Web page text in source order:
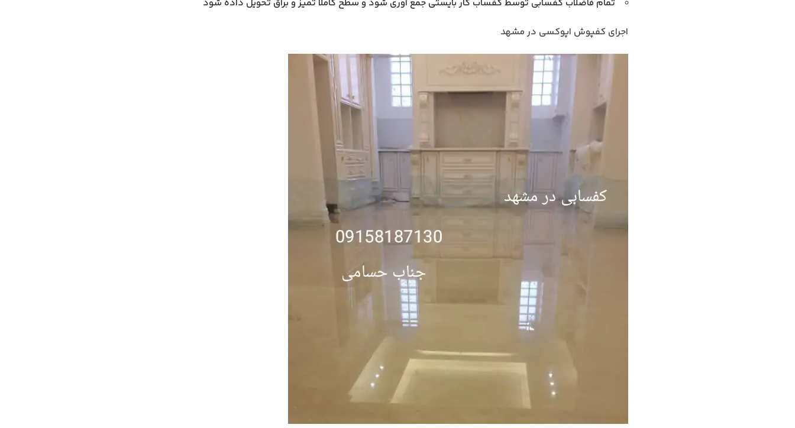
تمام فاضلاب کفسابی توسط کفساب کار بایستی جمع آوری شود و سطح کاملا تمیز و براق تحویل داده شود
اجرای کفپوش اپوکسی در مشهد